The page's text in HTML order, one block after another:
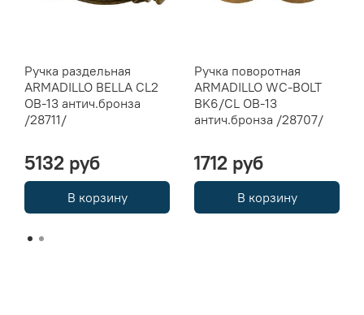
Ручка раздельная
ARMADILLO BELLA CL2
OB-13 антич.бронза
/28711/
5132 руб
В корзину
Ручка поворотная
ARMADILLO WC-BOLT
BK6/CL OB-13
антич.бронза /28707/
1712 руб
В корзину